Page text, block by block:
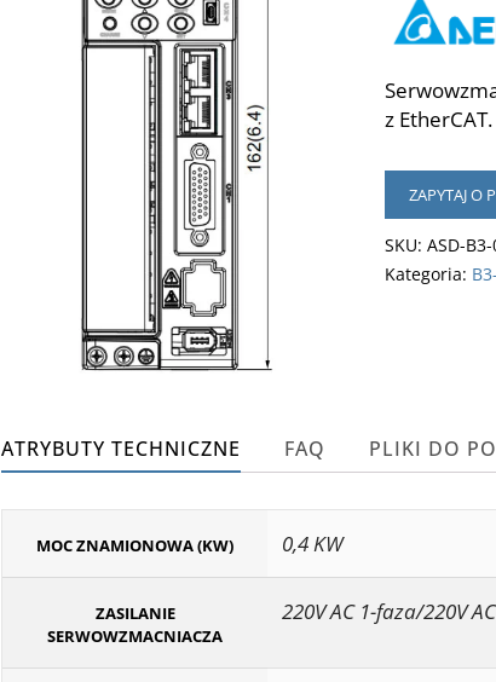
z EtherCAT.
ZAPYTAJ O
SKU: ASD-
Kategoria:
ATRYBUTY TECHNICZNE FAQ PLIKI DO
MOC ZNAMIONOWA (KW) 0,4 KW
ZASILANIE
SERWOWZMACNIACZA
220V AC 1-faza/220V